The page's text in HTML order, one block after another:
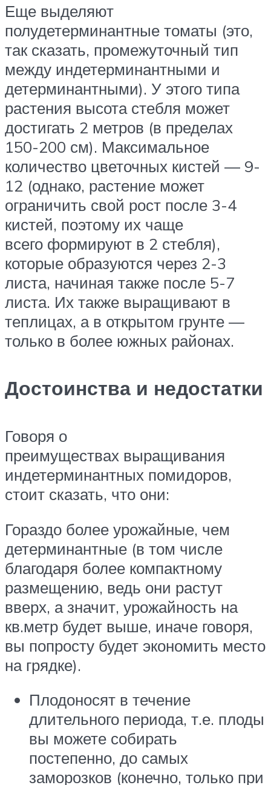
Еще выделяют
полудетерминантные томаты (это,
так сказать, промежуточный тип
между индетерминантными и
детерминантными). У этого типа
растения высота стебля может
достигать 2 метров (в пределах
150-200 см). Максимальное
количество цветочных кистей — 9-
12 (однако, растение может
ограничить свой рост после 3-4
кистей, поэтому их чаще
всего формируют в 2 стебля),
которые образуются через 2-3
листа, начиная также после 5-7
листа. Их также выращивают в
теплицах, а в открытом грунте —
только в более южных районах.
Достоинства и недостатки
Говоря о
преимуществах выращивания
индетерминантных помидоров,
стоит сказать, что они:
Гораздо более урожайные, чем
детерминантные (в том числе
благодаря более компактному
размещению, ведь они растут
вверх, а значит, урожайность на
кв.метр будет выше, иначе говоря,
вы попросту будет экономить место
на грядке).
Плодоносят в течение
длительного периода, т.е. плоды
вы можете собирать
постепенно, до самых
заморозков (конечно, только при